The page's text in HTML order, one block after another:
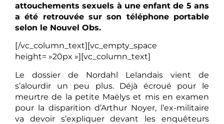
attouchements sexuels à une enfant de 5 ans
a été retrouvée sur son téléphone portable
selon le Nouvel Obs.
[/vc_column_text][vc_empty_space
height= »20px »][vc_column_text]
Le dossier de Nordahl Lelandais vient de
s’alourdir un peu plus. Déjà écroué pour le
meurtre de la petite Maëlys et mis en examen
pour la disparition d’Arthur Noyer, l’ex-militaire
va devoir s’expliquer devant les enquêteurs